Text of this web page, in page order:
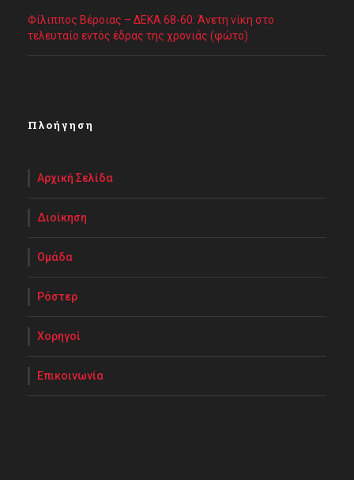
Φίλιππος Βέροιας – ΔΕΚΑ 68-60: Άνετη νίκη στο
τελευταίο εντός έδρας της χρονιάς (φώτο)
Πλοήγηση
Αρχική Σελίδα
Διοίκηση
Ομάδα
Ρόστερ
Χορηγοί
Επικοινωνία